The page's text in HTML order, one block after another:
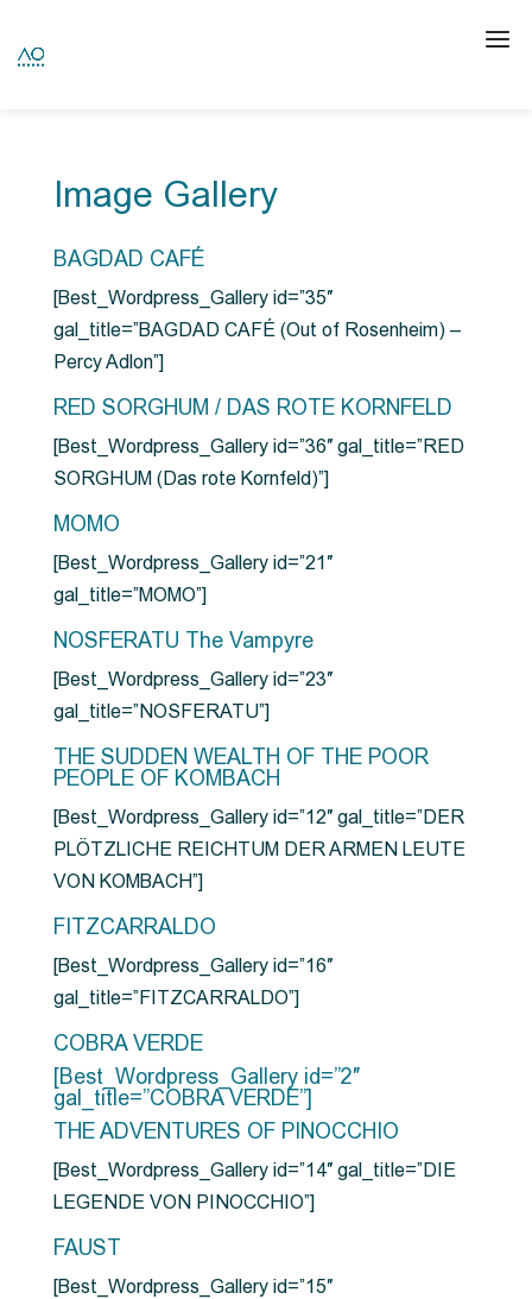
Image Gallery
BAGDAD CAFÉ
[Best_Wordpress_Gallery id=”35″
gal_title=”BAGDAD CAFÉ (Out of Rosenheim) –
Percy Adlon”]
RED SORGHUM / DAS ROTE KORNFELD
[Best_Wordpress_Gallery id=”36″ gal_title=”RED
SORGHUM (Das rote Kornfeld)”]
MOMO
[Best_Wordpress_Gallery id=”21″
gal_title=”MOMO”]
NOSFERATU The Vampyre
[Best_Wordpress_Gallery id=”23″
gal_title=”NOSFERATU”]
THE SUDDEN WEALTH OF THE POOR
PEOPLE OF KOMBACH
[Best_Wordpress_Gallery id=”12″ gal_title=”DER
PLÖTZLICHE REICHTUM DER ARMEN LEUTE
VON KOMBACH”]
FITZCARRALDO
[Best_Wordpress_Gallery id=”16″
gal_title=”FITZCARRALDO”]
COBRA VERDE
[Best_Wordpress_Gallery id=”2″
gal_title=”COBRA VERDE”]
THE ADVENTURES OF PINOCCHIO
[Best_Wordpress_Gallery id=”14″ gal_title=”DIE
LEGENDE VON PINOCCHIO”]
FAUST
[Best_Wordpress_Gallery id=”15″